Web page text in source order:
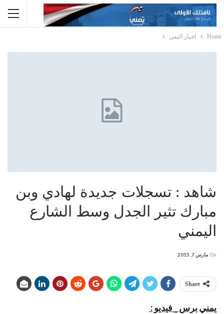
Home اخبار اليمن
شاهد : تسجلات جديدة لهادي وبن
مبارك تثير الجدل وسط الشارع
اليمني
On مارس 7, 2015
Share
يمني برس _ فيديو :